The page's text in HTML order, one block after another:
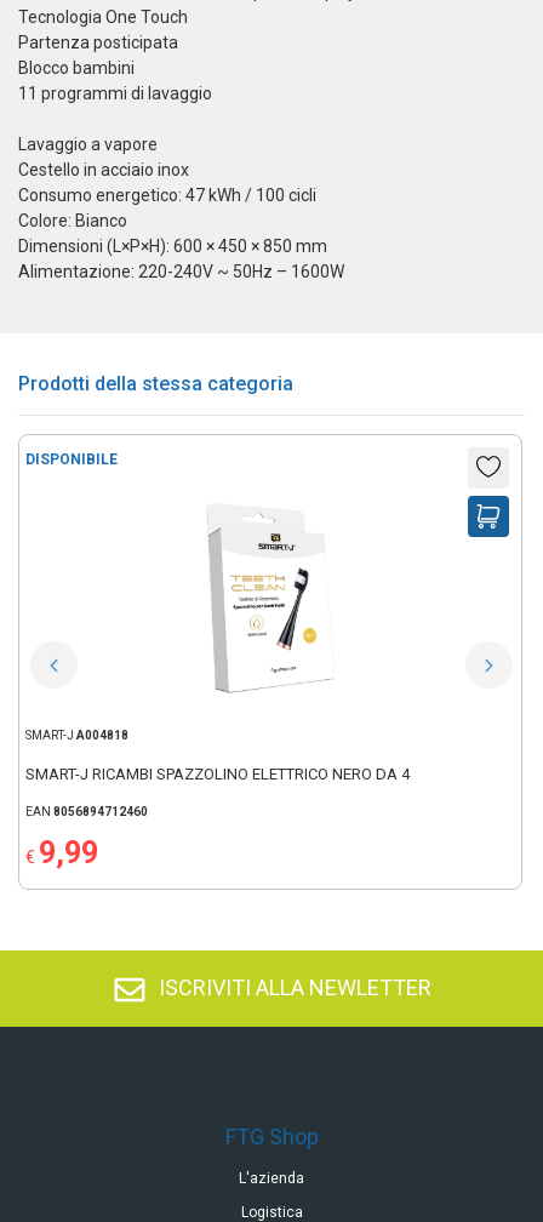
Tecnologia One Touch
Partenza posticipata
Blocco bambini
11 programmi di lavaggio
Lavaggio a vapore
Cestello in acciaio inox
Consumo energetico: 47 kWh / 100 cicli
Colore: Bianco
Dimensioni (L×P×H): 600 × 450 × 850 mm
Alimentazione: 220-240V ~ 50Hz – 1600W
Prodotti della stessa categoria
DISPONIBILE
SMART-J A004818
SMART-J RICAMBI SPAZZOLINO ELETTRICO NERO DA 4
EAN 8056894712460
€ 9,99
ISCRIVITI ALLA NEWLETTER
FTG Shop
L'azienda
Logistica